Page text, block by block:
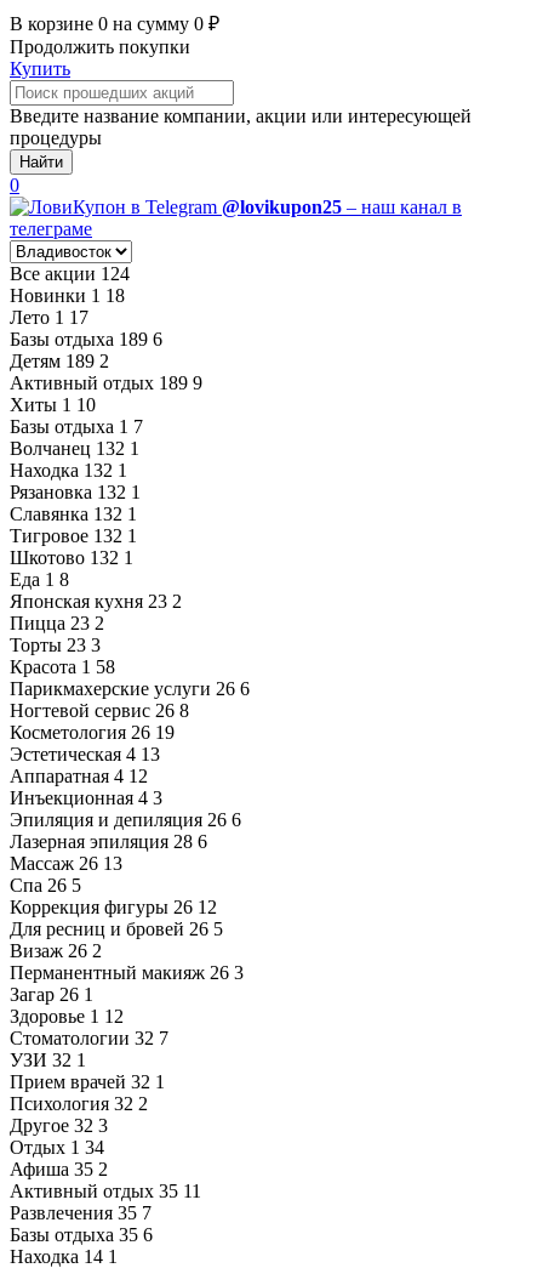
В корзине 0 на сумму 0 ₽
Продолжить покупки
Купить
Введите название компании, акции или интересующей
процедуры
Найти
0
@lovikupon25 – наш канал в
телеграме
Все акции 124
Новинки 1 18
Лето 1 17
Базы отдыха 189 6
Детям 189 2
Активный отдых 189 9
Хиты 1 10
Базы отдыха 1 7
Волчанец 132 1
Находка 132 1
Рязановка 132 1
Славянка 132 1
Тигровое 132 1
Шкотово 132 1
Еда 1 8
Японская кухня 23 2
Пицца 23 2
Торты 23 3
Красота 1 58
Парикмахерские услуги 26 6
Ногтевой сервис 26 8
Косметология 26 19
Эстетическая 4 13
Аппаратная 4 12
Инъекционная 4 3
Эпиляция и депиляция 26 6
Лазерная эпиляция 28 6
Массаж 26 13
Спа 26 5
Коррекция фигуры 26 12
Для ресниц и бровей 26 5
Визаж 26 2
Перманентный макияж 26 3
Загар 26 1
Здоровье 1 12
Стоматологии 32 7
УЗИ 32 1
Прием врачей 32 1
Психология 32 2
Другое 32 3
Отдых 1 34
Афиша 35 2
Активный отдых 35 11
Развлечения 35 7
Базы отдыха 35 6
Находка 14 1